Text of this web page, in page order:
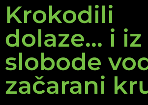
Krokodili
dolaze... i iz
slobode
začarani